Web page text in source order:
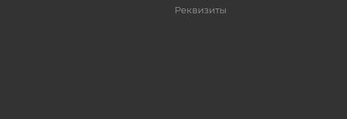
Реквизиты